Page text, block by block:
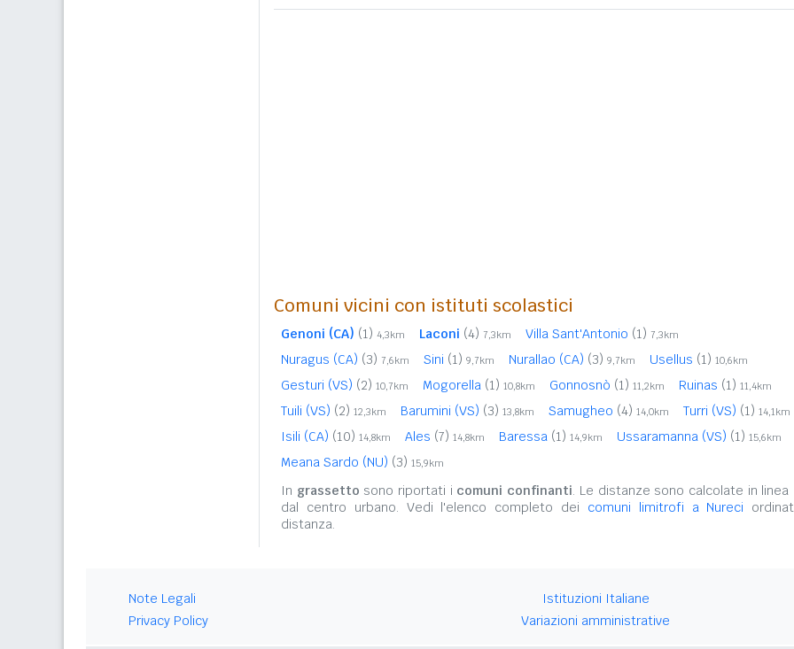
Comuni vicini con istituti scolastici
Genoni (CA) (1) 4,3km Laconi (4) 7,3km Villa Sant'Antonio (1) 7,3km
Nuragus (CA) (3) 7,6km Sini (1) 9,7km Nurallao (CA) (3) 9,7km Usellus (1) 10,6km
Gesturi (VS) (2) 10,7km Mogorella (1) 10,8km Gonnosnò (1) 11,2km Ruinas (1) 11,4km
Tuili (VS) (2) 12,3km Barumini (VS) (3) 13,8km Samugheo (4) 14,0km Turri (VS) (1) 14,1km
Isili (CA) (10) 14,8km Ales (7) 14,8km Baressa (1) 14,9km Ussaramanna (VS) (1) 15,6km
Meana Sardo (NU) (3) 15,9km
In grassetto sono riportati i comuni confinanti. Le distanze sono calcolate in linea
dal centro urbano. Vedi l'elenco completo dei comuni limitrofi a Nureci
distanza.
Note Legali
Privacy Policy
Istituzioni Italiane
Variazioni amministrative